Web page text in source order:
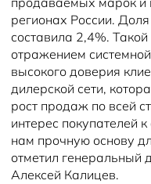
регионах России.
составила 2,4%. Такой
отражением
высокого доверия
дилерской сети,
рост продаж по всей
интерес покупателей
нам прочную основу
отметил
Алексей Калицев.